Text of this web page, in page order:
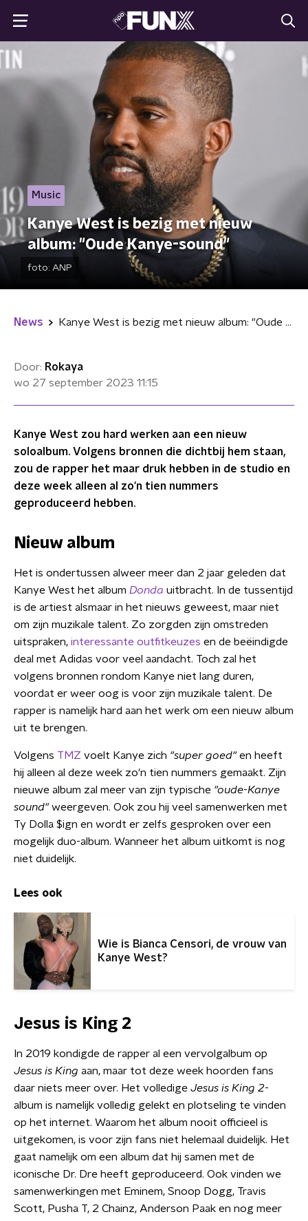
Music
Kanye West is bezig met nieuw
album: "Oude Kanye-sound"
foto: ANP
News Kanye West is bezig met nieuw album: "Oude Kanye-sound"
Door: Rokaya
wo 27 september 2023 11:15
Kanye West zou hard werken aan een nieuw
soloalbum. Volgens bronnen die dichtbij hem staan,
zou de rapper het maar druk hebben in de studio en
deze week alleen al zo'n tien nummers
geproduceerd hebben.
Nieuw album
Het is ondertussen alweer meer dan 2 jaar geleden dat
Kanye West het album Donda uitbracht. In de tussentijd
is de artiest alsmaar in het nieuws geweest, maar niet
om zijn muzikale talent. Zo zorgden zijn omstreden
uitspraken, interessante outfitkeuzes en de beëindigde
deal met Adidas voor veel aandacht. Toch zal het
volgens bronnen rondom Kanye niet lang duren,
voordat er weer oog is voor zijn muzikale talent. De
rapper is namelijk hard aan het werk om een nieuw album
uit te brengen.
Volgens TMZ voelt Kanye zich "super goed"en heeft
hij alleen al deze week zo'n tien nummers gemaakt. Zijn
nieuwe album zal meer van zijn typische "oude-Kanye
sound"weergeven. Ook zou hij veel samenwerken met
Ty Dolla $ign en wordt er zelfs gesproken over een
mogelijk duo-album. Wanneer het album uitkomt is nog
niet duidelijk.
Lees ook
Wie is Bianca Censori, de vrouw van
Kanye West?
Jesus is King 2
In 2019 kondigde de rapper al een vervolgalbum op
Jesus is King aan, maar tot deze week hoorden fans
daar niets meer over. Het volledige Jesus is King 2-
album is namelijk volledig gelekt en plotseling te vinden
op het internet. Waarom het album nooit officieel is
uitgekomen, is voor zijn fans niet helemaal duidelijk. Het
gaat namelijk om een album dat hij samen met de
iconische Dr. Dre heeft geproduceerd. Ook vinden we
samenwerkingen met Eminem, Snoop Dogg, Travis
Scott, Pusha T, 2 Chainz, Anderson Paak en nog meer